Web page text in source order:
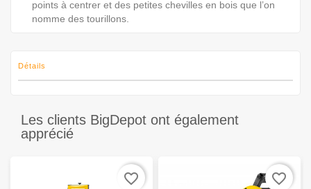
points à centrer et des petites chevilles en bois que l’on
nomme des tourillons.
Détails
Les clients BigDepot ont également
apprécié
favorite_border favorite_border